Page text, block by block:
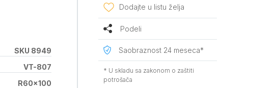
SKU 8949
VT-807
R60x100
Dodajte u listu želja
Podeli
Saobraznost 24 meseca*
* U skladu sa zakonom o zaštiti
potrošača